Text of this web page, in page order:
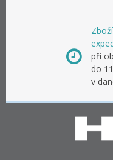
při
do
v